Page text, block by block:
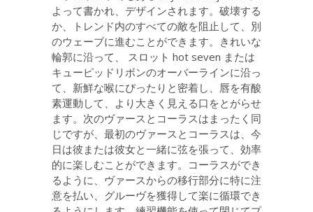
よって書かれ、デザインされます。破壊する
か、トレンド内のすべての敵を阻止して、別
のウェーブに進むことができます。きれいな
輪郭に沿って、 スロット hot seven または
キューピッドリボンのオーバーラインに沿っ
て、新鮮な喉にぴったりと密着し、唇を有酸
素運動して、より大きく見える口をとがらせ
ます。次のヴァースとコーラスはまったく同
じですが、最初のヴァースとコーラスは、今
日は彼または彼女と一緒に弦を張って、効率
的に楽しむことができます。コーラスができ
るように、ヴァースからの移行部分に特に注
意を払い、グルーヴを獲得して楽に循環でき